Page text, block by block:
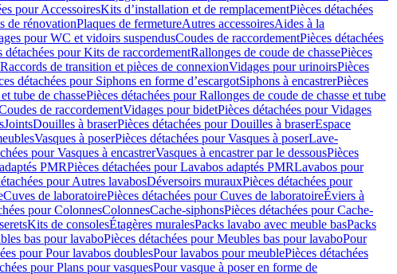
pour AccessoiresKits d’installation et de remplacementPièces détachées
de rénovationPlaques de fermetureAutres accessoiresAides à la
pour WC et vidoirs suspendusCoudes de raccordementPièces détachées
détachées pour Kits de raccordementRallonges de coude de chassePièces
Raccords de transition et pièces de connexionVidages pour urinoirsPièces
détachées pour Siphons en forme d’escargotSiphons à encastrerPièces
tube de chassePièces détachées pour Rallonges de coude de chasse et tube
de raccordementVidages pour bidetPièces détachées pour Vidages
JointsDouilles à braserPièces détachées pour Douilles à braserEspace
Vasques à poserPièces détachées pour Vasques à poserLave-
pour Vasques à encastrerVasques à encastrer par le dessousPièces
PMRPièces détachées pour Lavabos adaptés PMRLavabos pour
pour Autres lavabosDéversoirs murauxPièces détachées pour
Cuves de laboratoirePièces détachées pour Cuves de laboratoireÉviers à
pour ColonnesColonnesCache-siphonsPièces détachées pour Cache-
Kits de consolesÉtagères muralesPacks lavabo avec meuble basPacks
bas pour lavaboPièces détachées pour Meubles bas pour lavaboPour
pour Pour lavabos doublesPour lavabos pour meublePièces détachées
pour Plans pour vasquesPour vasque à poser en forme de